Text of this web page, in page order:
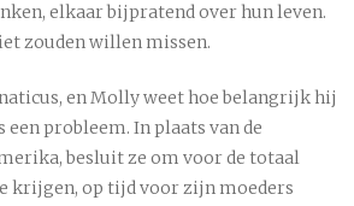
elkaar bijpratend over hun leven.
zouden willen missen.
en Molly weet hoe belangrijk hij
probleem. In plaats van de
besluit ze om voor de totaal
krijgen, op tijd voor zijn moeders